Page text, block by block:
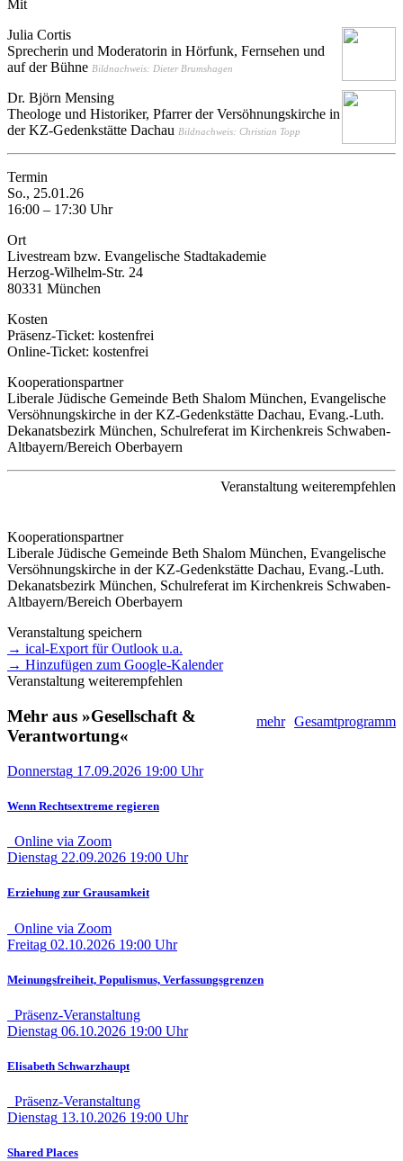
Mit
Julia Cortis
Sprecherin und Moderatorin in Hörfunk, Fernsehen und
auf der Bühne Bildnachweis: Dieter Brumshagen
Dr. Björn Mensing
Theologe und Historiker, Pfarrer der Versöhnungskirche in
der KZ-Gedenkstätte Dachau Bildnachweis: Christian Topp
Termin
So., 25.01.26
16:00 – 17:30 Uhr
Ort
Livestream bzw. Evangelische Stadtakademie
Herzog-Wilhelm-Str. 24
80331 München
Kosten
Präsenz-Ticket: kostenfrei
Online-Ticket: kostenfrei
Kooperationspartner
Liberale Jüdische Gemeinde Beth Shalom München, Evangelische
Versöhnungskirche in der KZ-Gedenkstätte Dachau, Evang.-Luth.
Dekanatsbezirk München, Schulreferat im Kirchenkreis Schwaben-
Altbayern/Bereich Oberbayern
Veranstaltung weiterempfehlen
Kooperationspartner
Liberale Jüdische Gemeinde Beth Shalom München, Evangelische
Versöhnungskirche in der KZ-Gedenkstätte Dachau, Evang.-Luth.
Dekanatsbezirk München, Schulreferat im Kirchenkreis Schwaben-
Altbayern/Bereich Oberbayern
Veranstaltung speichern
→ ical-Export für Outlook u.a.
→ Hinzufügen zum Google-Kalender
Veranstaltung weiterempfehlen
Gesamtprogramm
mehr
Mehr aus »Gesellschaft &
Verantwortung«
Donnerstag 17.09.2026 19:00 Uhr
Wenn Rechtsextreme regieren
Online via Zoom
Dienstag 22.09.2026 19:00 Uhr
Erziehung zur Grausamkeit
Online via Zoom
Freitag 02.10.2026 19:00 Uhr
Meinungsfreiheit, Populismus, Verfassungsgrenzen
Präsenz-Veranstaltung
Dienstag 06.10.2026 19:00 Uhr
Elisabeth Schwarzhaupt
Präsenz-Veranstaltung
Dienstag 13.10.2026 19:00 Uhr
Shared Places